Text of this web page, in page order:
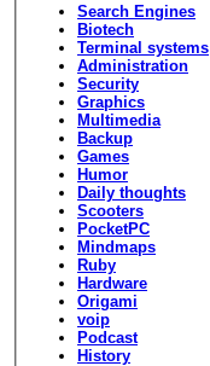
Search Engines
Biotech
Terminal systems
Administration
Security
Graphics
Multimedia
Backup
Games
Humor
Daily thoughts
Scooters
PocketPC
Mindmaps
Ruby
Hardware
Origami
voip
Podcast
History